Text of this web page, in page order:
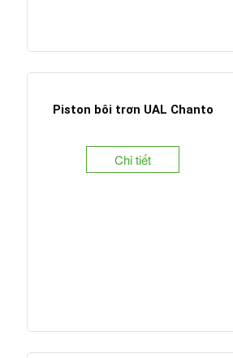
Piston bôi trơn UAL Chanto
Chi tiết